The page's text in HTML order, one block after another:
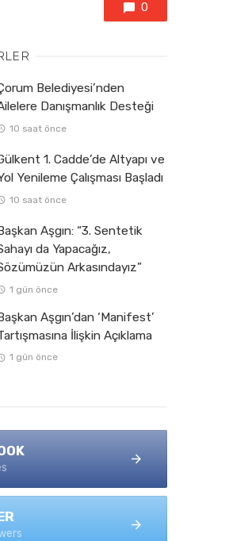
0
Belediyesi’nden
Danışmanlık Desteği
10 saat önce
1. Cadde’de Altyapı ve
Yenileme Çalışması Başladı
10 saat önce
Başkan Aşgın: “3. Sentetik
da Yapacağız,
Arkasındayız”
1 gün önce
Aşgın’dan ‘Manifest’
İlişkin Açıklama
1 gün önce